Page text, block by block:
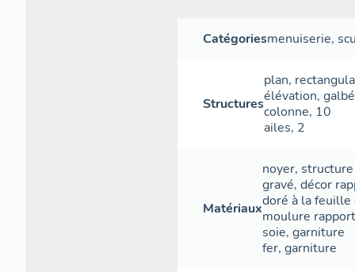
Catégoriesmenuiserie,
Structures
plan,
élévation, galbé
colonne, 10
ailes, 2
Matériaux
noyer, structure
gravé, décor
doré à la feuille
moulure
soie, garniture
fer, garniture